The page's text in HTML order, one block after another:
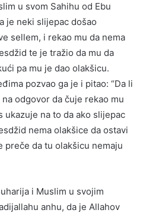
u svom Sahihu od Ebu
je neki slijepac došao
sellem, i rekao mu da nema
te je tražio da mu da
pa mu je dao olakšicu.
pozvao ga je i pitao: “Da li
odgovor da čuje rekao mu
ukazuje na to da ako slijepac
nema olakšice da ostavi
preče da tu olakšicu nemaju
i Muslim u svojim
anhu, da je Allahov